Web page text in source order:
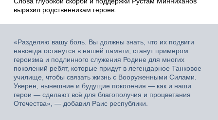
выразил родственникам героев.
«Разделяю вашу боль. Вы должны знать, что их подвиги
навсегда останутся в нашей памяти, станут примером
героизма и подлинного служения Родине для многих
поколений ребят, которые придут в легендарное Танковое
училище, чтобы связать жизнь с Вооруженными Силами.
Уверен, нынешние и будущие поколения — как и наши
герои — сделают всё для благополучия и процветания
Отечества», — добавил Раис республики.